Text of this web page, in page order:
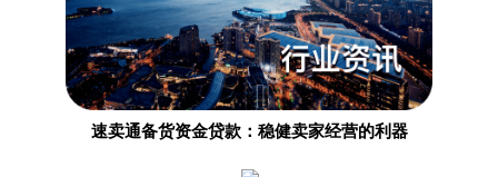
速卖通备货资金贷款：稳健卖家经营的利器